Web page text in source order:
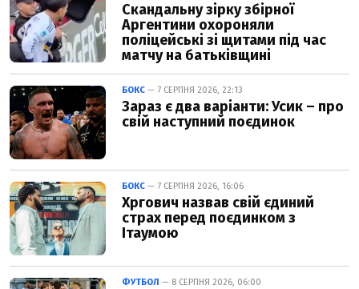
Скандальну зірку збірної
Аргентини охороняли
поліцейські зі щитами під час
матчу на батьківщині
БОКС — 7 СЕРПНЯ 2026, 22:13
Зараз є два варіанти: Усик – про
свій наступний поєдинок
БОКС — 7 СЕРПНЯ 2026, 16:06
Хргович назвав свій єдиний
страх перед поєдинком з
Ітаумою
ФУТБОЛ — 8 СЕРПНЯ 2026, 06:00